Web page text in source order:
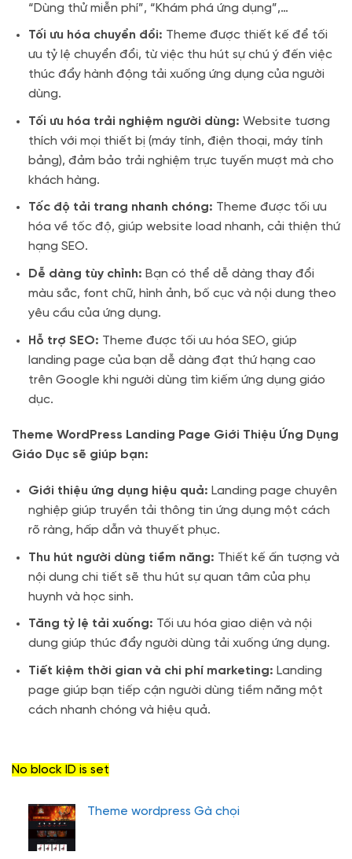
“Dùng thử miễn phí”, “Khám phá ứng dụng”,…
Tối ưu hóa chuyển đổi: Theme được thiết kế để tối
ưu tỷ lệ chuyển đổi, từ việc thu hút sự chú ý đến việc
thúc đẩy hành động tải xuống ứng dụng của người
dùng.
Tối ưu hóa trải nghiệm người dùng: Website tương
thích với mọi thiết bị (máy tính, điện thoại, máy tính
bảng), đảm bảo trải nghiệm trực tuyến mượt mà cho
khách hàng.
Tốc độ tải trang nhanh chóng: Theme được tối ưu
hóa về tốc độ, giúp website load nhanh, cải thiện thứ
hạng SEO.
Dễ dàng tùy chỉnh: Bạn có thể dễ dàng thay đổi
màu sắc, font chữ, hình ảnh, bố cục và nội dung theo
yêu cầu của ứng dụng.
Hỗ trợ SEO: Theme được tối ưu hóa SEO, giúp
landing page của bạn dễ dàng đạt thứ hạng cao
trên Google khi người dùng tìm kiếm ứng dụng giáo
dục.
Theme WordPress Landing Page Giới Thiệu Ứng Dụng
Giáo Dục sẽ giúp bạn:
Giới thiệu ứng dụng hiệu quả: Landing page chuyên
nghiệp giúp truyền tải thông tin ứng dụng một cách
rõ ràng, hấp dẫn và thuyết phục.
Thu hút người dùng tiềm năng: Thiết kế ấn tượng và
nội dung chi tiết sẽ thu hút sự quan tâm của phụ
huynh và học sinh.
Tăng tỷ lệ tải xuống: Tối ưu hóa giao diện và nội
dung giúp thúc đẩy người dùng tải xuống ứng dụng.
Tiết kiệm thời gian và chi phí marketing: Landing
page giúp bạn tiếp cận người dùng tiềm năng một
cách nhanh chóng và hiệu quả.
No block ID is set
Theme wordpress Gà chọi